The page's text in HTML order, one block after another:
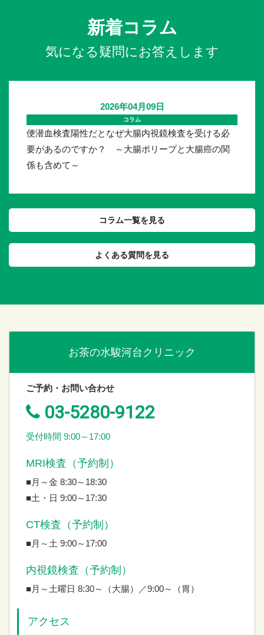
新着コラム
気になる疑問にお答えします
2026年04月09日
コラム
便潜血検査陽性だとなぜ大腸内視鏡検査を受ける必
要があるのですか？ ～大腸ポリープと大腸癌の関
係も含めて～
コラム一覧を見る
よくある質問を見る
お茶の水駿河台クリニック
ご予約・お問い合わせ
03-5280-9122
受付時間 9:00～17:00
MRI検査（予約制）
■月～金 8:30～18:30
■土・日 9:00～17:30
CT検査（予約制）
■月～土 9:00～17:00
内視鏡検査（予約制）
■月～土曜日 8:30～（大腸）／9:00～（胃）
アクセス